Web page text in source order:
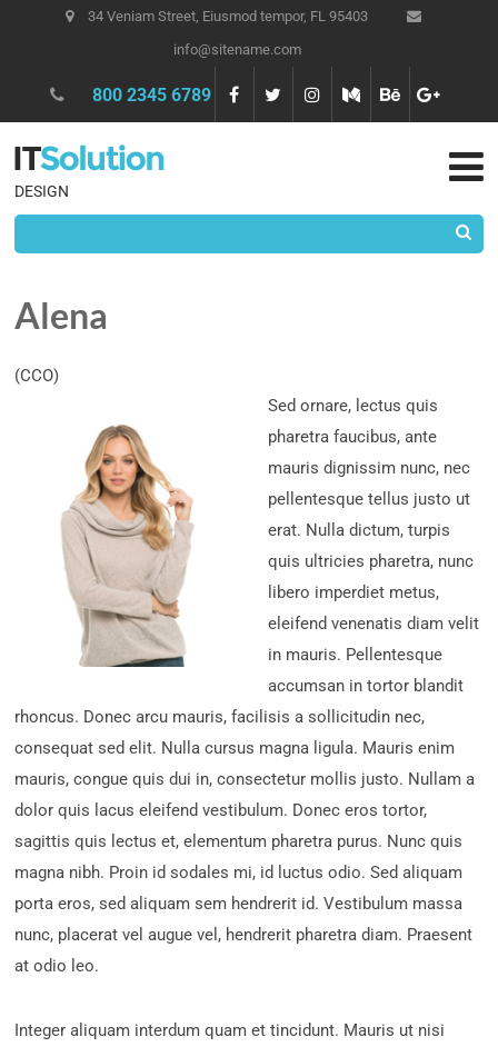
34 Veniam Street, Eiusmod tempor, FL 95403
info@sitename.com
800 2345 6789
DESIGN
Alena
(CCO)
Sed ornare, lectus quis
pharetra faucibus, ante
mauris dignissim nunc, nec
pellentesque tellus justo ut
erat. Nulla dictum, turpis
quis ultricies pharetra, nunc
libero imperdiet metus,
eleifend venenatis diam velit
in mauris. Pellentesque
accumsan in tortor blandit
rhoncus. Donec arcu mauris, facilisis a sollicitudin nec,
consequat sed elit. Nulla cursus magna ligula. Mauris enim
mauris, congue quis dui in, consectetur mollis justo. Nullam a
dolor quis lacus eleifend vestibulum. Donec eros tortor,
sagittis quis lectus et, elementum pharetra purus. Nunc quis
magna nibh. Proin id sodales mi, id luctus odio. Sed aliquam
porta eros, sed aliquam sem hendrerit id. Vestibulum massa
nunc, placerat vel augue vel, hendrerit pharetra diam. Praesent
at odio leo.
Integer aliquam interdum quam et tincidunt. Mauris ut nisi